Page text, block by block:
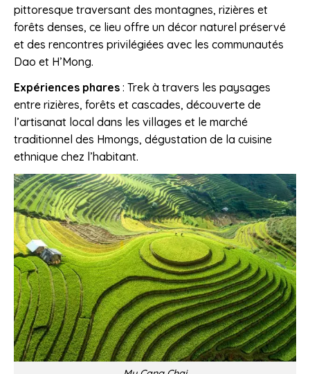
pittoresque traversant des montagnes, rizières et
forêts denses, ce lieu offre un décor naturel préservé
et des rencontres privilégiées avec les communautés
Dao et H’Mong.
Expériences phares : Trek à travers les paysages
entre rizières, forêts et cascades, découverte de
l’artisanat local dans les villages et le marché
traditionnel des Hmongs, dégustation de la cuisine
ethnique chez l’habitant.